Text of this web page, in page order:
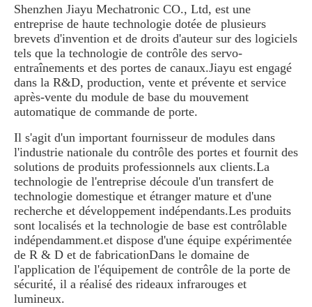
Shenzhen Jiayu Mechatronic CO., Ltd, est une
entreprise de haute technologie dotée de plusieurs
brevets d'invention et de droits d'auteur sur des logiciels
tels que la technologie de contrôle des servo-
entraînements et des portes de canaux.Jiayu est engagé
dans la R&D, production, vente et prévente et service
après-vente du module de base du mouvement
automatique de commande de porte.
Il s'agit d'un important fournisseur de modules dans
l'industrie nationale du contrôle des portes et fournit des
solutions de produits professionnels aux clients.La
technologie de l'entreprise découle d'un transfert de
technologie domestique et étranger mature et d'une
recherche et développement indépendants.Les produits
sont localisés et la technologie de base est contrôlable
indépendamment.et dispose d'une équipe expérimentée
de R & D et de fabricationDans le domaine de
l'application de l'équipement de contrôle de la porte de
sécurité, il a réalisé des rideaux infrarouges et
lumineux.